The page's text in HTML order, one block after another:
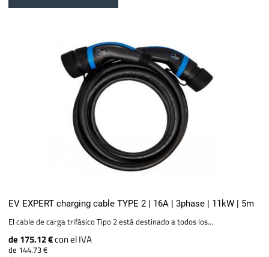
EV EXPERT charging cable TYPE 2 | 16A | 3phase | 11kW | 5m
El cable de carga trifásico Tipo 2 está destinado a todos los...
de 175.12 €con el IVA
de 144.73 €